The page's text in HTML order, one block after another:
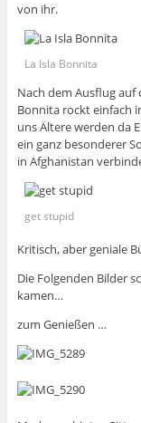
von ihr.
La Isla Bonnita
Nach dem Ausflug auf
Bonnita rockt einfach
uns Ältere werden da
ein ganz besonderer
in Afghanistan
get stupid
Kritisch, aber geniale
Die Folgenden Bilder
kamen…
zum Genießen …